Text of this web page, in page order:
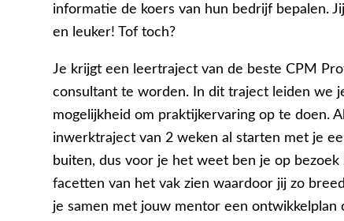
informatie de koers van hun bedrijf bepalen.
en leuker! Tof toch?
Je krijgt een leertraject van de beste CPM
consultant te worden. In dit traject leiden we
mogelijkheid om praktijkervaring op te doen.
inwerktraject van 2 weken al starten met je
buiten, dus voor je het weet ben je op
facetten van het vak zien waardoor jij zo
je samen met jouw mentor een